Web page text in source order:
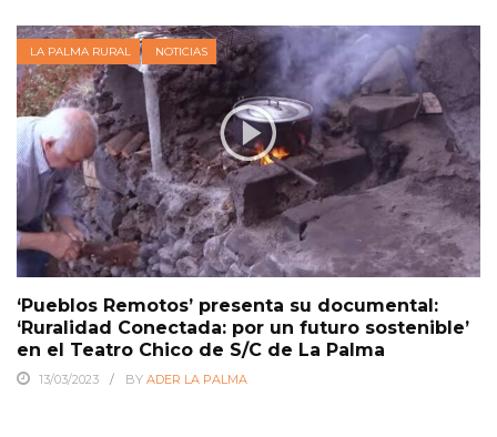
LA PALMA RURAL NOTICIAS
‘Pueblos Remotos’ presenta su documental:
‘Ruralidad Conectada: por un futuro sostenible’
en el Teatro Chico de S/C de La Palma
13/03/2023 BY ADER LA PALMA